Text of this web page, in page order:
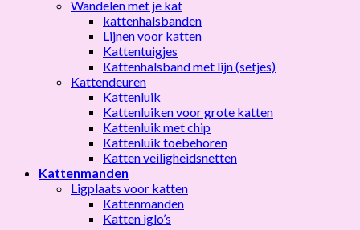
Wandelen met je kat
kattenhalsbanden
Lijnen voor katten
Kattentuigjes
Kattenhalsband met lijn (setjes)
Kattendeuren
Kattenluik
Kattenluiken voor grote katten
Kattenluik met chip
Kattenluik toebehoren
Katten veiligheidsnetten
Kattenmanden
Ligplaats voor katten
Kattenmanden
Katten iglo’s